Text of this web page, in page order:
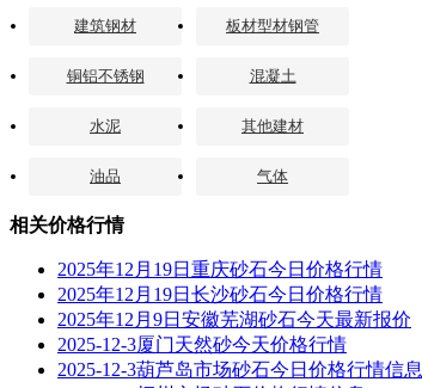
建筑钢材 板材型材钢管
铜铝不锈钢 混凝土
水泥 其他建材
油品 气体
相关价格行情
2025年12月19日重庆砂石今日价格行情
2025年12月19日长沙砂石今日价格行情
2025年12月9日安徽芜湖砂石今天最新报价
2025-12-3厦门天然砂今天价格行情
2025-12-3葫芦岛市场砂石今日价格行情信息